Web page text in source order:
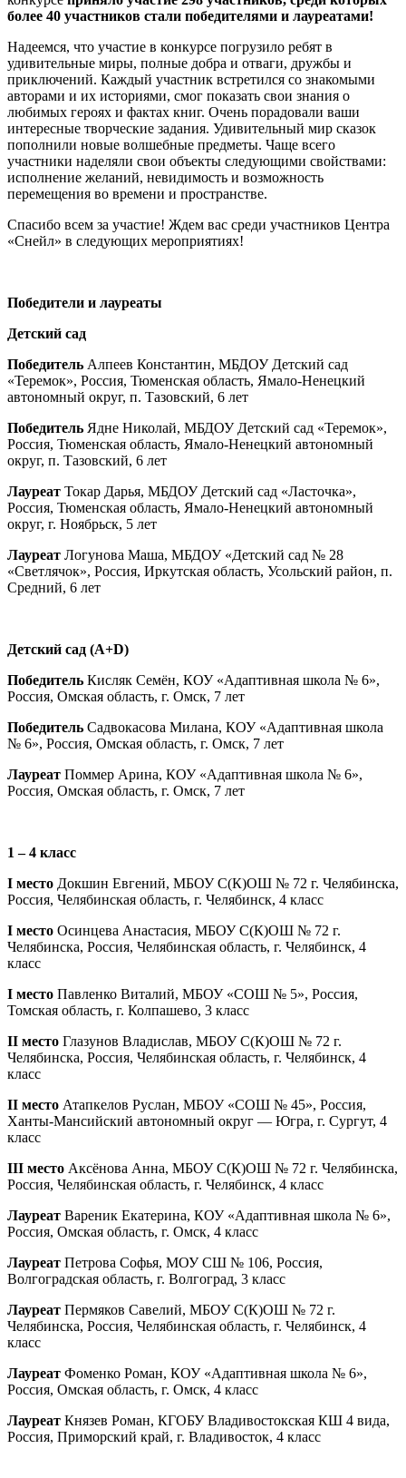
более 40 участников стали победителями и лауреатами!
Надеемся, что участие в конкурсе погрузило ребят в
удивительные миры, полные добра и отваги, дружбы и
приключений. Каждый участник встретился со знакомыми
авторами и их историями, смог показать свои знания о
любимых героях и фактах книг. Очень порадовали ваши
интересные творческие задания. Удивительный мир сказок
пополнили новые волшебные предметы. Чаще всего
участники наделяли свои объекты следующими свойствами:
исполнение желаний, невидимость и возможность
перемещения во времени и пространстве.
Спасибо всем за участие! Ждем вас среди участников Центра
«Снейл» в следующих мероприятиях!
Победители и лауреаты
Детский сад
Победитель Алпеев Константин, МБДОУ Детский сад
«Теремок», Россия, Тюменская область, Ямало-Ненецкий
автономный округ, п. Тазовский, 6 лет
Победитель Ядне Николай, МБДОУ Детский сад «Теремок»,
Россия, Тюменская область, Ямало-Ненецкий автономный
округ, п. Тазовский, 6 лет
Лауреат Токар Дарья, МБДОУ Детский сад «Ласточка»,
Россия, Тюменская область, Ямало-Ненецкий автономный
округ, г. Ноябрьск, 5 лет
Лауреат Логунова Маша, МБДОУ «Детский сад № 28
«Светлячок», Россия, Иркутская область, Усольский район, п.
Средний, 6 лет
Детский сад (A+D)
Победитель Кисляк Семён, КОУ «Адаптивная школа № 6»,
Россия, Омская область, г. Омск, 7 лет
Победитель Садвокасова Милана, КОУ «Адаптивная школа
№ 6», Россия, Омская область, г. Омск, 7 лет
Лауреат Поммер Арина, КОУ «Адаптивная школа № 6»,
Россия, Омская область, г. Омск, 7 лет
1 – 4 класс
I место Докшин Евгений, МБОУ С(К)ОШ № 72 г. Челябинска,
Россия, Челябинская область, г. Челябинск, 4 класс
I место Осинцева Анастасия, МБОУ С(К)ОШ № 72 г.
Челябинска, Россия, Челябинская область, г. Челябинск, 4
класс
I место Павленко Виталий, МБОУ «СОШ № 5», Россия,
Томская область, г. Колпашево, 3 класс
II место Глазунов Владислав, МБОУ С(К)ОШ № 72 г.
Челябинска, Россия, Челябинская область, г. Челябинск, 4
класс
II место Атапкелов Руслан, МБОУ «СОШ № 45», Россия,
Ханты-Мансийский автономный округ — Югра, г. Сургут, 4
класс
III место Аксёнова Анна, МБОУ С(К)ОШ № 72 г. Челябинска,
Россия, Челябинская область, г. Челябинск, 4 класс
Лауреат Вареник Екатерина, КОУ «Адаптивная школа № 6»,
Россия, Омская область, г. Омск, 4 класс
Лауреат Петрова Софья, МОУ СШ № 106, Россия,
Волгоградская область, г. Волгоград, 3 класс
Лауреат Пермяков Савелий, МБОУ С(К)ОШ № 72 г.
Челябинска, Россия, Челябинская область, г. Челябинск, 4
класс
Лауреат Фоменко Роман, КОУ «Адаптивная школа № 6»,
Россия, Омская область, г. Омск, 4 класс
Лауреат Князев Роман, КГОБУ Владивостокская КШ 4 вида,
Россия, Приморский край, г. Владивосток, 4 класс